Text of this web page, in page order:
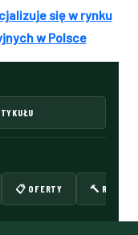
się w rynku
w Polsce
📋 OFERTY 🔨